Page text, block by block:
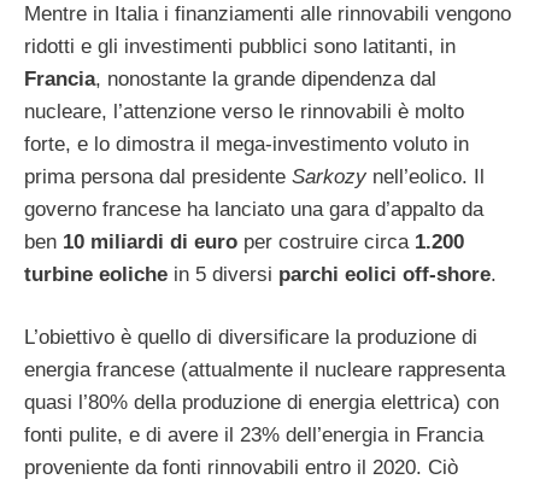
Mentre in Italia i finanziamenti alle rinnovabili vengono
ridotti e gli investimenti pubblici sono latitanti, in
Francia, nonostante la grande dipendenza dal
nucleare, l’attenzione verso le rinnovabili è molto
forte, e lo dimostra il mega-investimento voluto in
prima persona dal presidente Sarkozy nell’eolico. Il
governo francese ha lanciato una gara d’appalto da
ben 10 miliardi di euro per costruire circa 1.200
turbine eoliche in 5 diversi parchi eolici off-shore.
L’obiettivo è quello di diversificare la produzione di
energia francese (attualmente il nucleare rappresenta
quasi l’80% della produzione di energia elettrica) con
fonti pulite, e di avere il 23% dell’energia in Francia
proveniente da fonti rinnovabili entro il 2020. Ciò